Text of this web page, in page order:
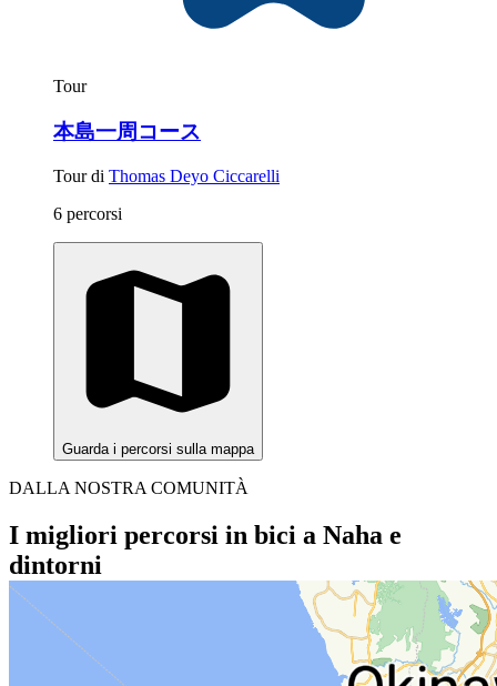
Tour
本島一周コース
Tour di Thomas Deyo Ciccarelli
6 percorsi
Guarda i percorsi sulla mappa
DALLA NOSTRA COMUNITÀ
I migliori percorsi in bici a Naha e
dintorni